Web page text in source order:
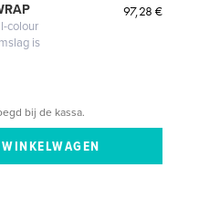
colour
is
97,28 €
bij de kassa.